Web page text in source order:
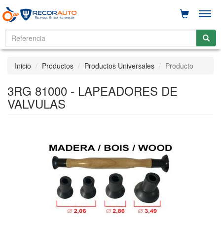
Inicio Productos Productos Universales Producto
3RG 81000 - LAPEADORES DE
VALVULAS